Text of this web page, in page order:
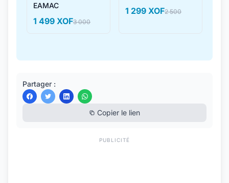
EAMAC
1 499 XOF3 000
1 299 XOF2 500
Partager :
Copier le lien
PUBLICITÉ